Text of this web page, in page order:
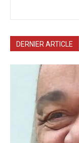
DERNIER ARTICLE